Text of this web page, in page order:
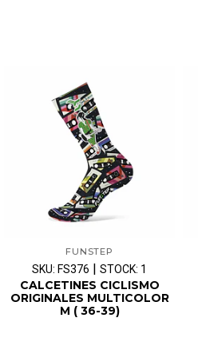
FUNSTEP
SKU: FS376 | STOCK: 1
CALCETINES CICLISMO
ORIGINALES MULTICOLOR
M ( 36-39)